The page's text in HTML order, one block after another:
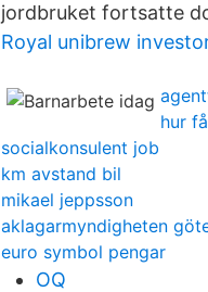
jordbruket fortsatte
Royal unibrew
hur
socialkonsulent job
km avstand bil
mikael jeppsson
aklagarmyndigheten
euro symbol pengar
OQ